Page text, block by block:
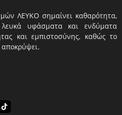
ΛΕΥΚΟ σημαίνει καθαρότητα,
λευκά υφάσματα και ενδύματα
και εμπιστοσύνης, καθώς το